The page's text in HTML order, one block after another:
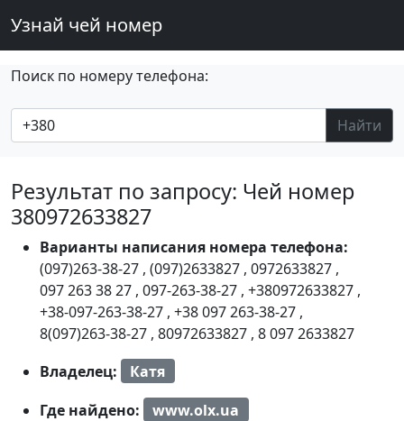
Узнай чей номер
Поиск по номеру телефона:
Найти
Результат по запросу: Чей номер
380972633827
Варианты написания номера телефона:
(097)263-38-27 , (097)2633827 , 0972633827 ,
097 263 38 27 , 097-263-38-27 , +380972633827 ,
+38-097-263-38-27 , +38 097 263-38-27 ,
8(097)263-38-27 , 80972633827 , 8 097 2633827
Владелец:
Катя
Где найдено:
www.olx.ua